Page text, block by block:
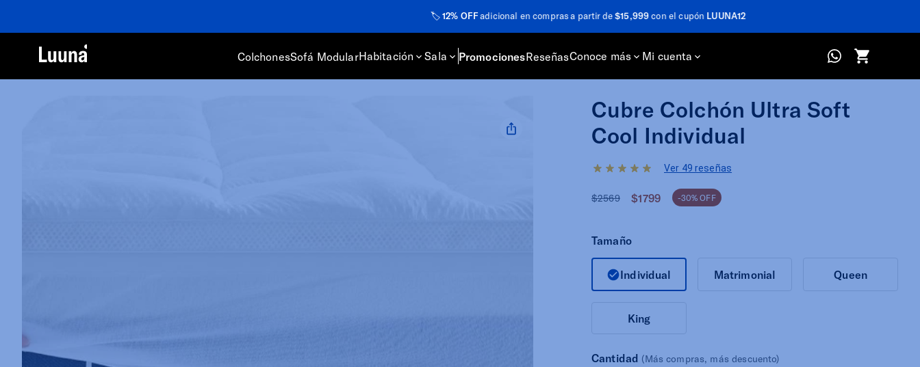
adicional en compras a partir de$15,999con el cupónLUUNA12
ColchonesSofá ModularHabitación Sala PromocionesReseñasConoce más Mi cuenta
Cubre Colchón Ultra Soft
Cool Individual
Ver 49 reseñas
$2569 $1799 -30% OFF
Tamaño
Individual Matrimonial Queen
King
Cantidad (Más compras, más descuento)